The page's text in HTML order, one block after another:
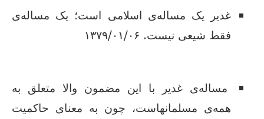
غدیر یک مساله‌ی اسلامی است؛ یک مساله‌ی
فقط شیعی نیست. ۱۳۷۹/۰۱/۰۶
مساله‌ی غدیر با این مضمون والا متعلق به
همه‌ی مسلمانهاست، چون به معنای حاکمیت